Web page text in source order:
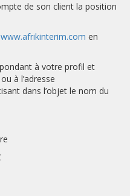
de son client la position
www.afrikinterim.com en
à votre profil et
à l’adresse
dans l’objet le nom du